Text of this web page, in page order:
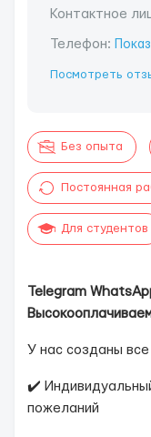
Контактное
Телефон:
Посмотреть
Без опыта
Постоянная
Для студентов
Telegram
У нас созданы
✔️
пожеланий